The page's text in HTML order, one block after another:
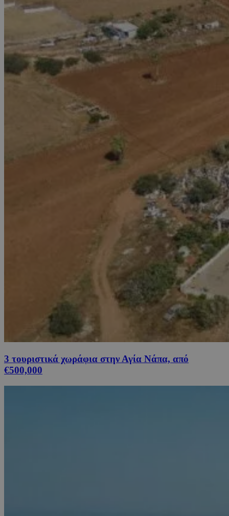
3 τουριστικά χωράφια στην Αγία Νάπα, από
€500,000